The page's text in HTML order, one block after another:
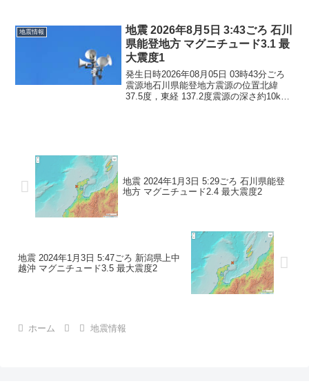
りません。震度2石川県珠洲市...
地震情報
地震 2026年8月5日 3:43ごろ 石川
県能登地方 マグニチュード3.1 最
大震度1
発生日時2026年08月05日 03時43分ごろ
震源地石川県能登地方震源の位置北緯
37.5度，東経 137.2度震源の深さ約10km
地震 2024年1月3日 5:29ごろ 石川県能登
地方 マグニチュード2.4 最大震度2
地震 2024年1月3日 5:47ごろ 新潟県上中
越沖 マグニチュード3.5 最大震度2
ホーム 地震情報